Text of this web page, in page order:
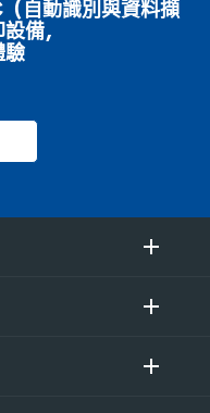
自動識別與資料擷
備，
驗